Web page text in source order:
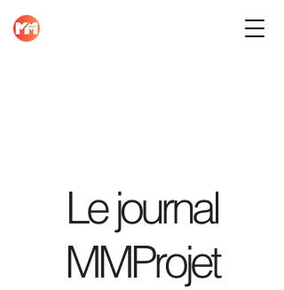
Le journal
MMProjet